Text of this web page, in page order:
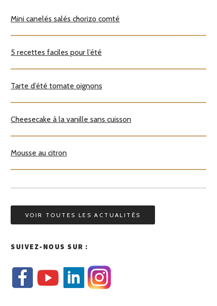
Mini canelés salés chorizo comté
5 recettes faciles pour l’été
Tarte d’été tomate oignons
Cheesecake à la vanille sans cuisson
Mousse au citron
VOIR TOUTES LES ACTUALITÉS
SUIVEZ-NOUS SUR :